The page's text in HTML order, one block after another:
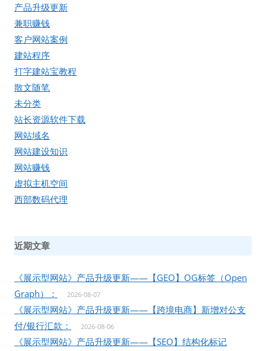
产品升级更新
兼职赚钱
客户网站案例
建站程序
打字建站宝教程
散文随笔
未分类
站长资源软件下载
网站域名
网站建设知识
网站赚钱
虚拟主机空间
西部数码代理
近期文章
《展示型网站》产品升级更新——【GEO】OG标签（Open
Graph）：
2026-08-07
《展示型网站》产品升级更新——【跨境电商】新增对公支
付/银行汇款：
2026-08-06
《展示型网站》产品升级更新——【SEO】结构化标记